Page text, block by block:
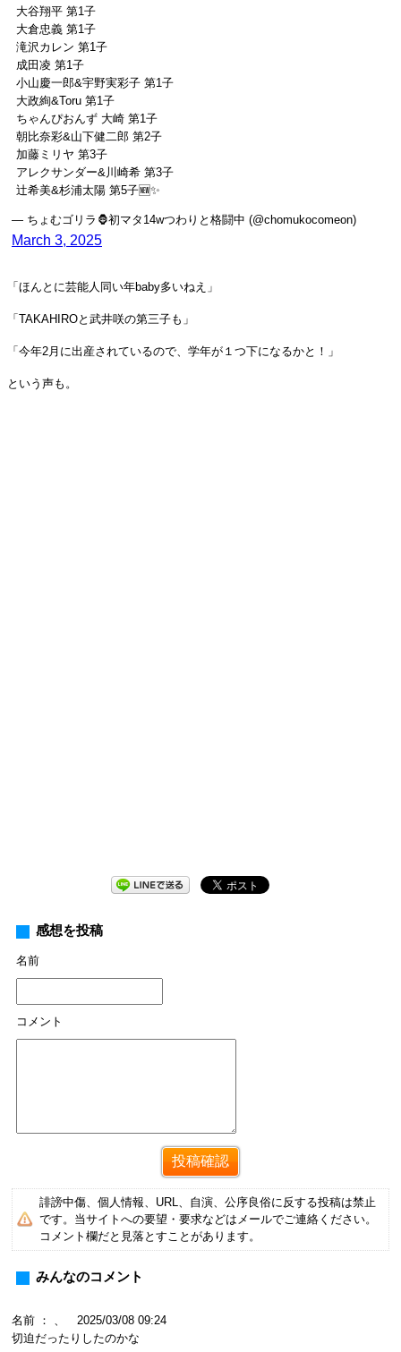
大谷翔平 第1子
大倉忠義 第1子
滝沢カレン 第1子
成田凌 第1子
小山慶一郎&宇野実彩子 第1子
大政絢&Toru 第1子
ちゃんぴおんず 大崎 第1子
朝比奈彩&山下健二郎 第2子
加藤ミリヤ 第3子
アレクサンダー&川崎希 第3子
辻希美&杉浦太陽 第5子🆕✨
— ちょむゴリラ🦍初マタ14wつわりと格闘中 (@chomukocomeon)
March 3, 2025
「ほんとに芸能人同い年baby多いねえ」
「TAKAHIROと武井咲の第三子も」
「今年2月に出産されているので、学年が１つ下になるかと！」
という声も。
感想を投稿
名前
コメント
誹謗中傷、個人情報、URL、自演、公序良俗に反する投稿は禁止
です。当サイトへの要望・要求などはメールでご連絡ください。
コメント欄だと見落とすことがあります。
みんなのコメント
名前 ： 、 2025/03/08 09:24
切迫だったりしたのかな